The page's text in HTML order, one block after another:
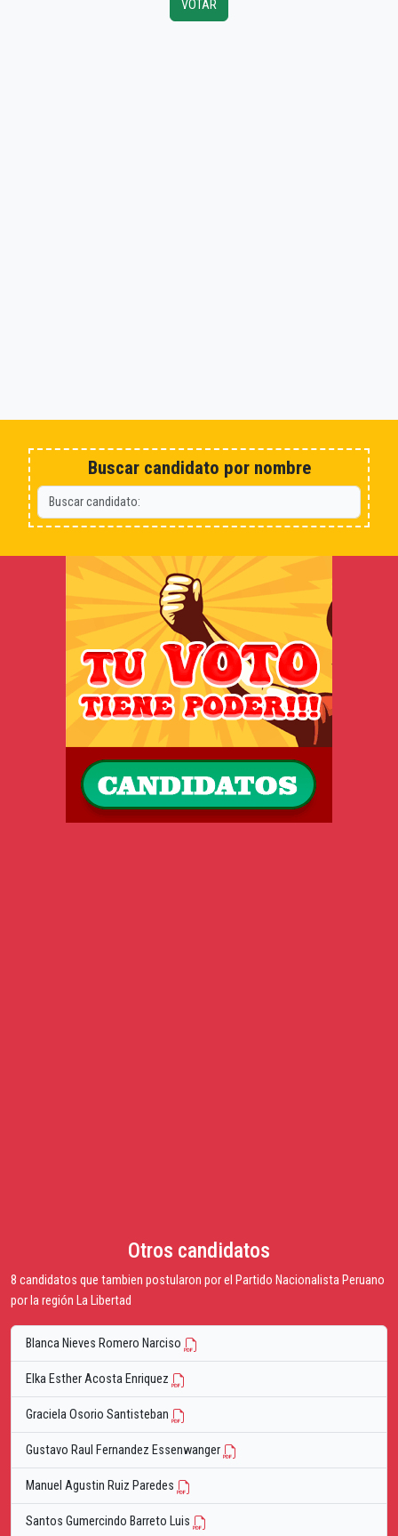
VOTAR
Buscar candidato por nombre
Otros candidatos
8 candidatos que tambien postularon por el Partido Nacionalista Peruano
por la región La Libertad
Blanca Nieves Romero Narciso
Elka Esther Acosta Enriquez
Graciela Osorio Santisteban
Gustavo Raul Fernandez Essenwanger
Manuel Agustin Ruiz Paredes
Santos Gumercindo Barreto Luis